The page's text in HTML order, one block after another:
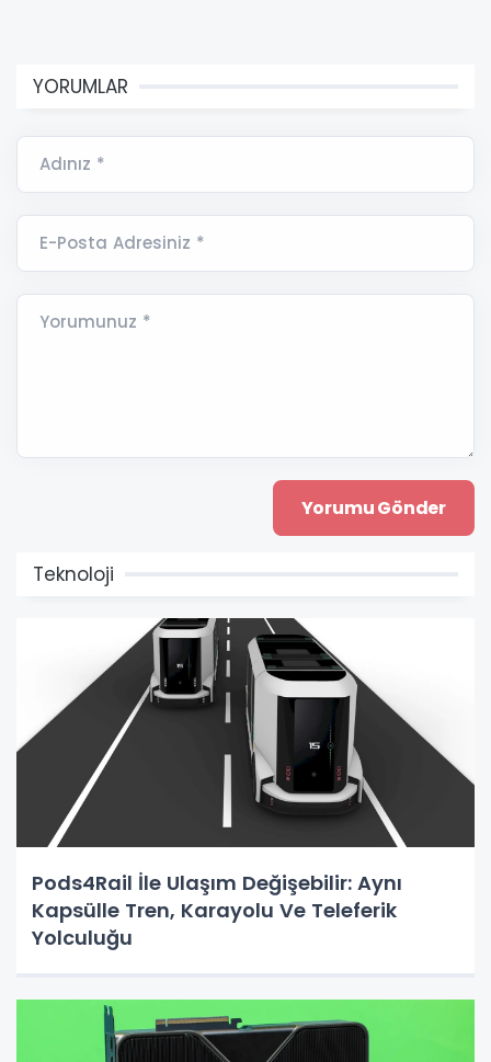
YORUMLAR
Adınız *
E-Posta Adresiniz *
Yorumunuz *
Teknoloji
Pods4Rail İle Ulaşım Değişebilir: Aynı
Kapsülle Tren, Karayolu Ve Teleferik
Yolculuğu